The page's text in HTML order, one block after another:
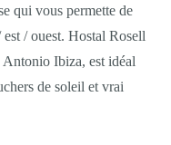
qui vous permette de
/ ouest. Hostal Rosell
Ibiza, est idéal
de soleil et vrai